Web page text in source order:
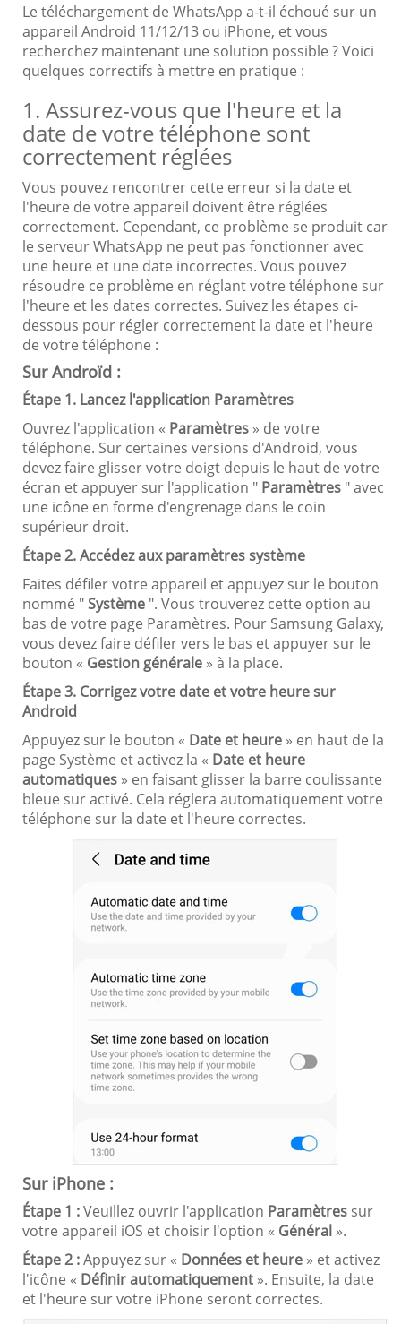
Le téléchargement de WhatsApp a-t-il échoué sur un
appareil Android 11/12/13 ou iPhone, et vous
recherchez maintenant une solution possible ? Voici
quelques correctifs à mettre en pratique :
1. Assurez-vous que l'heure et la
date de votre téléphone sont
correctement réglées
Vous pouvez rencontrer cette erreur si la date et
l'heure de votre appareil doivent être réglées
correctement. Cependant, ce problème se produit car
le serveur WhatsApp ne peut pas fonctionner avec
une heure et une date incorrectes. Vous pouvez
résoudre ce problème en réglant votre téléphone sur
l'heure et les dates correctes. Suivez les étapes ci-
dessous pour régler correctement la date et l'heure
de votre téléphone :
Sur Androïd :
Étape 1. Lancez l'application Paramètres
Ouvrez l'application « Paramètres » de votre
téléphone. Sur certaines versions d'Android, vous
devez faire glisser votre doigt depuis le haut de votre
écran et appuyer sur l'application " Paramètres " avec
une icône en forme d'engrenage dans le coin
supérieur droit.
Étape 2. Accédez aux paramètres système
Faites défiler votre appareil et appuyez sur le bouton
nommé "Système ". Vous trouverez cette option au
bas de votre page Paramètres. Pour Samsung Galaxy,
vous devez faire défiler vers le bas et appuyer sur le
bouton « Gestion générale » à la place.
Étape 3. Corrigez votre date et votre heure sur
Android
Appuyez sur le bouton « Date et heure » en haut de la
page Système et activez la « Date et heure
automatiques » en faisant glisser la barre coulissante
bleue sur activé. Cela réglera automatiquement votre
téléphone sur la date et l'heure correctes.
Sur iPhone :
Étape 1 :Veuillez ouvrir l'application Paramètres sur
votre appareil iOS et choisir l'option « Général ».
Étape 2 :Appuyez sur « Données et heure » ​​et activez
l'icône « Définir automatiquement ». Ensuite, la date
et l'heure sur votre iPhone seront correctes.